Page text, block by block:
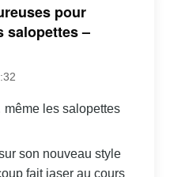
pour
salopettes –
les salopettes
son nouveau style
fait jaser au cours